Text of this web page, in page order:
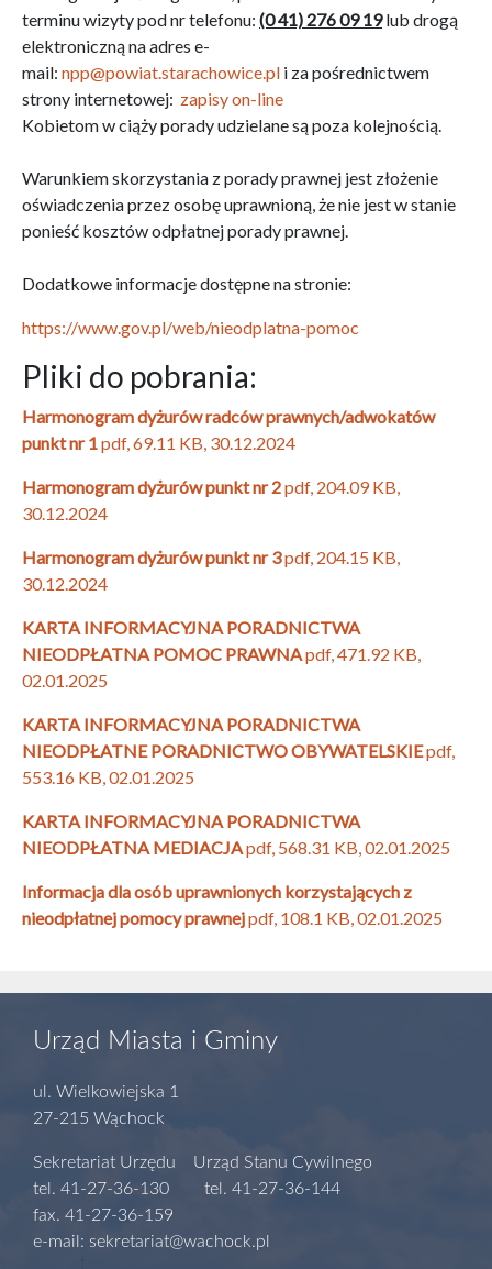
terminu wizyty pod nr telefonu: (0 41) 276 09 19 lub drogą
elektroniczną na adres e-
mail: npp@powiat.starachowice.pl i za pośrednictwem
strony internetowej: zapisy on-line
Kobietom w ciąży porady udzielane są poza kolejnością.
Warunkiem skorzystania z porady prawnej jest złożenie
oświadczenia przez osobę uprawnioną, że nie jest w stanie
ponieść kosztów odpłatnej porady prawnej.
Dodatkowe informacje dostępne na stronie:
https://www.gov.pl/web/nieodplatna-pomoc
Pliki do pobrania:
Harmonogram dyżurów radców prawnych/adwokatów
punkt nr 1pdf, 69.11 KB, 30.12.2024
Harmonogram dyżurów punkt nr 2pdf, 204.09 KB,
30.12.2024
Harmonogram dyżurów punkt nr 3pdf, 204.15 KB,
30.12.2024
KARTA INFORMACYJNA PORADNICTWA
NIEODPŁATNA POMOC PRAWNApdf, 471.92 KB,
02.01.2025
KARTA INFORMACYJNA PORADNICTWA
NIEODPŁATNE PORADNICTWO OBYWATELSKIEpdf,
553.16 KB, 02.01.2025
KARTA INFORMACYJNA PORADNICTWA
NIEODPŁATNA MEDIACJApdf, 568.31 KB, 02.01.2025
Informacja dla osób uprawnionych korzystających z
nieodpłatnej pomocy prawnejpdf, 108.1 KB, 02.01.2025
Urząd Miasta i Gminy
ul. Wielkowiejska 1
27-215 Wąchock
Sekretariat Urzędu Urząd Stanu Cywilnego
tel. 41-27-36-130 tel. 41-27-36-144
fax. 41-27-36-159
e-mail: sekretariat@wachock.pl